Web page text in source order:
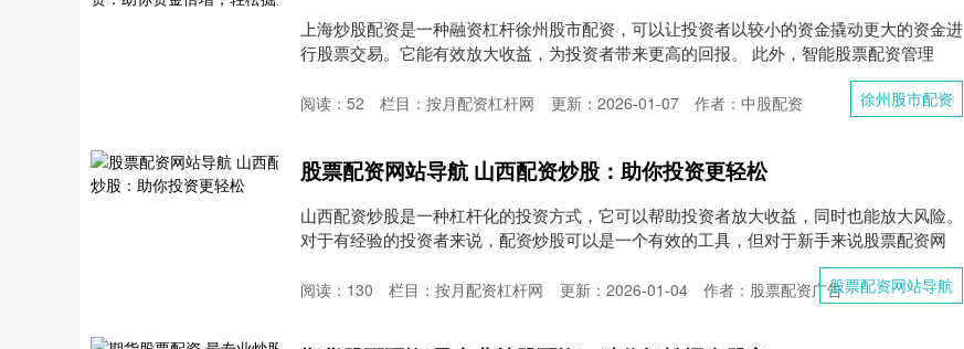
上海炒股配资是一种融资杠杆徐州股市配资，可以让投资者以较小的资金撬动更大的资金进
行股票交易。它能有效放大收益，为投资者带来更高的回报。 此外，智能股票配资管理
徐州股市配资
更新：2026-01-07 作者：中股配资
阅读： 52 栏目： 按月配资杠杆网
股票配资网站导航 山西配资炒股：助你投资更轻松
山西配资炒股是一种杠杆化的投资方式，它可以帮助投资者放大收益，同时也能放大风险。
对于有经验的投资者来说，配资炒股可以是一个有效的工具，但对于新手来说股票配资网
股票配资网站导航
更新：2026-01-04 作者：股票配资广告
阅读： 130 栏目： 按月配资杠杆网